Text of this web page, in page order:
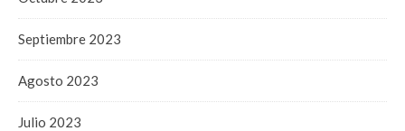
Septiembre 2023
Agosto 2023
Julio 2023